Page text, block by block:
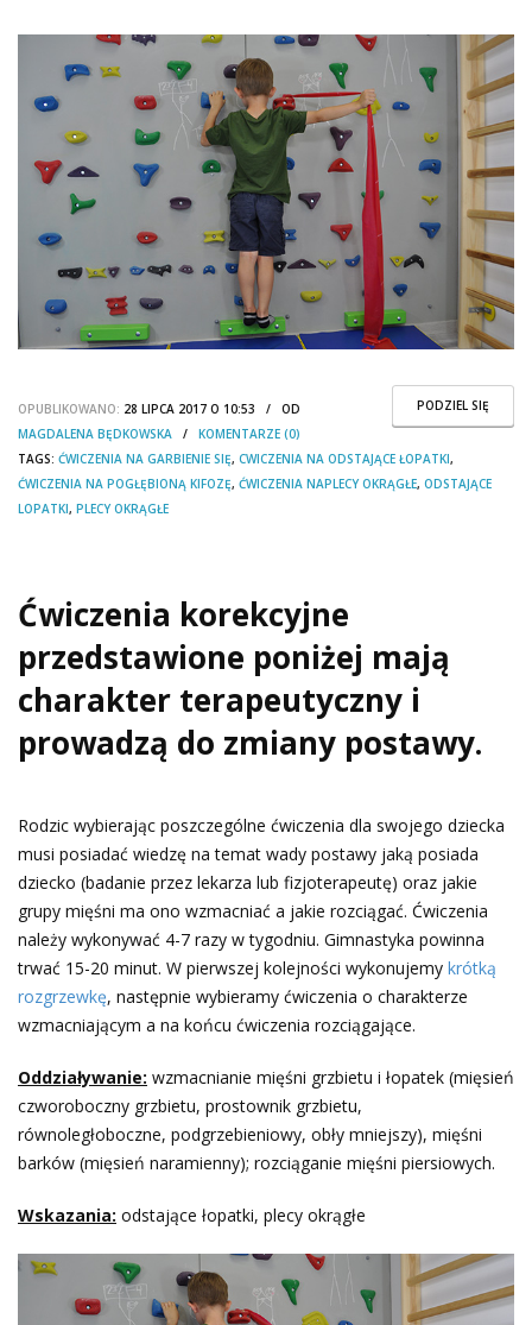
PODZIEL SIĘ
OPUBLIKOWANO: 28 LIPCA 2017 O 10:53 / OD
MAGDALENA BĘDKOWSKA / KOMENTARZE (0)
TAGS: ĆWICZENIA NA GARBIENIE SIĘ, CWICZENIA NA ODSTAJĄCE ŁOPATKI,
ĆWICZENIA NA POGŁĘBIONĄ KIFOZĘ, ĆWICZENIA NAPLECY OKRĄGŁE, ODSTAJĄCE
LOPATKI, PLECY OKRĄGŁE
Ćwiczenia korekcyjne
przedstawione poniżej mają
charakter terapeutyczny i
prowadzą do zmiany postawy.
Rodzic wybierając poszczególne ćwiczenia dla swojego dziecka
musi posiadać wiedzę na temat wady postawy jaką posiada
dziecko (badanie przez lekarza lub fizjoterapeutę) oraz jakie
grupy mięśni ma ono wzmacniać a jakie rozciągać. Ćwiczenia
należy wykonywać 4-7 razy w tygodniu. Gimnastyka powinna
trwać 15-20 minut. W pierwszej kolejności wykonujemy krótką
rozgrzewkę, następnie wybieramy ćwiczenia o charakterze
wzmacniającym a na końcu ćwiczenia rozciągające.
Oddziaływanie: wzmacnianie mięśni grzbietu i łopatek (mięsień
czworoboczny grzbietu, prostownik grzbietu,
równoległoboczne, podgrzebieniowy, obły mniejszy), mięśni
barków (mięsień naramienny); rozciąganie mięśni piersiowych.
Wskazania: odstające łopatki, plecy okrągłe